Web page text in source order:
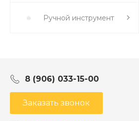
Ручной инструмент
8 (906) 033-15-00
Заказать звонок